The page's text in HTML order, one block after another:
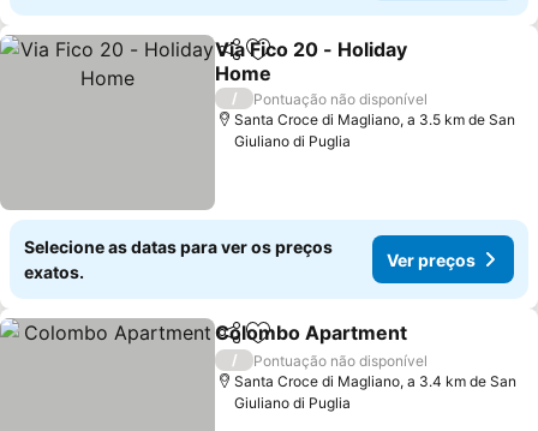
PartilharAdicionar aos favoritos
Via Fico 20 - Holiday
Home
Ver preços
/
Pontuação não disponível
Santa Croce di Magliano, a 3.5 km de San
Giuliano di Puglia
Selecione as datas para ver os preços
exatos.
Ver preços
PartilharAdicionar aos favoritos
Colombo Apartment
/
Pontuação não disponível
Santa Croce di Magliano, a 3.4 km de San
Giuliano di Puglia